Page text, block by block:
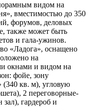
видом на
вместимостью до 350
форумов, деловых
также может быть
и гала-ужинов.
«Ладога», оснащено
на
окнами и видом на
фойе, зону
(340 кв. м), угловую
2 переговорные-
гардероб и